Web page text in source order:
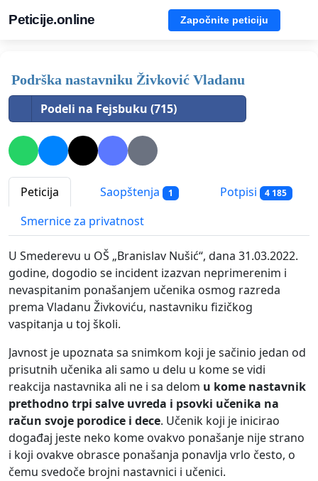
Peticije.online Započnite peticiju
Podrška nastavniku Živković Vladanu
Podeli na Fejsbuku (715)
Peticija Saopštenja 1 Potpisi 4 185
Smernice za privatnost
U Smederevu u OŠ „Branislav Nušić“, dana 31.03.2022.
godine, dogodio se incident izazvan neprimerenim i
nevaspitanim ponašanjem učenika osmog razreda
prema Vladanu Živkoviću, nastavniku fizičkog
vaspitanja u toj školi.
Javnost je upoznata sa snimkom koji je sačinio jedan od
prisutnih učenika ali samo u delu u kome se vidi
reakcija nastavnika ali ne i sa delom u kome nastavnik
prethodno trpi salve uvreda i psovki učenika na
račun svoje porodice i dece. Učenik koji je inicirao
događaj jeste neko kome ovakvo ponašanje nije strano
i koji ovakve obrasce ponašanja ponavlja vrlo često, o
čemu svedoče brojni nastavnici i učenici.